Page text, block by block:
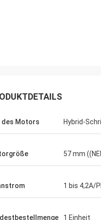
wo
des Motors Hybrid-
57 mm
1 bis 4,2A/
1 Einheit